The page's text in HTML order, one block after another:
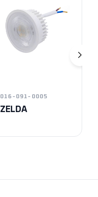
016-091-0005
ZELDA